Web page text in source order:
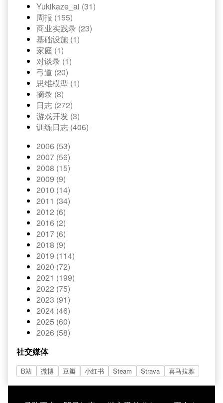
Yukikaze_ai (31)
周报 (155)
商业实践录 (23)
基础设施 (1)
家庭 (1)
对谈录 (1)
弓道 (20)
思维模型 (1)
摘录 (8)
日志 (272)
游戏开发 (3)
训练日志 (406)
2006 (53)
2007 (56)
2008 (15)
2009 (9)
2010 (14)
2011 (34)
2012 (6)
2016 (2)
2017 (6)
2018 (9)
2019 (114)
2020 (72)
2021 (199)
2022 (75)
2023 (91)
2024 (46)
2025 (60)
2026 (58)
社交媒体
B站 微博 豆瓣 小红书 Steam Strava 喜马拉雅